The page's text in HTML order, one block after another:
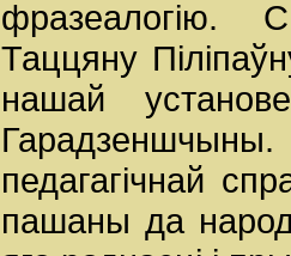
фразеалогію.
Таццяну
нашай
педагагічнай
пашаны да